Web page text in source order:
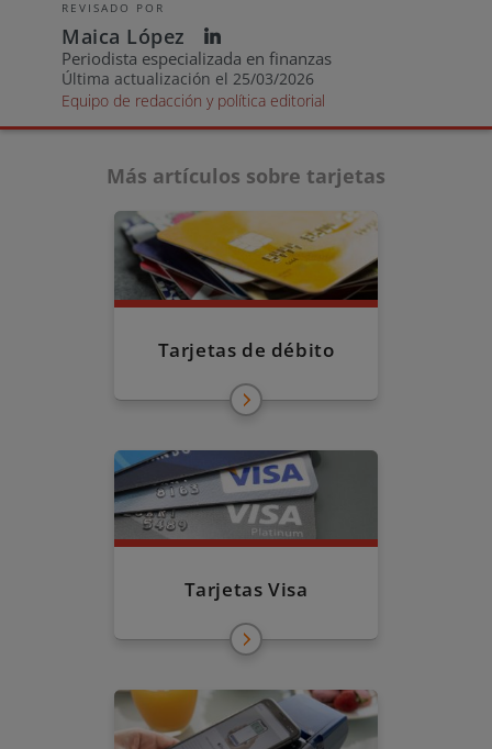
REVISADO POR
Maica López
Periodista especializada en finanzas
Última actualización el 25/03/2026
Equipo de redacción y política editorial
Más artículos sobre tarjetas
Tarjetas de débito
Tarjetas Visa